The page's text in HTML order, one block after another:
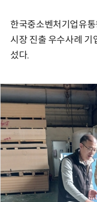
한국중소벤처기업유
시장 진출 우수사례 기
섰다.